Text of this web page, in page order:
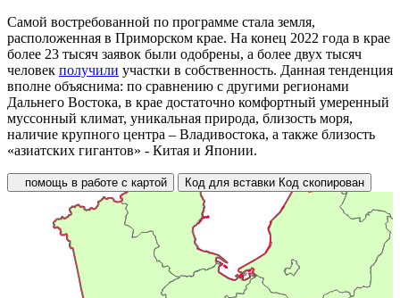
Самой востребованной по программе стала земля,
расположенная в Приморском крае. На конец 2022 года в крае
более 23 тысяч заявок были одобрены, а более двух тысяч
человек получили участки в собственность. Данная тенденция
вполне объяснима: по сравнению с другими регионами
Дальнего Востока, в крае достаточно комфортный умеренный
муссонный климат, уникальная природа, близость моря,
наличие крупного центра – Владивостока, а также близость
«азиатских гигантов» - Китая и Японии.
помощь в работе с картой Код для вставки Код скопирован